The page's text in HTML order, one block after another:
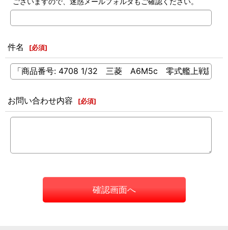
件名 [必須]
お問い合わせ内容 [必須]
確認画面へ